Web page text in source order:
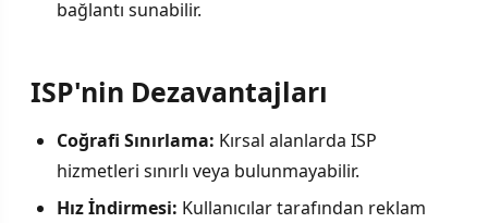
bağlantı sunabilir.
ISP'nin Dezavantajları
Coğrafi Sınırlama: Kırsal alanlarda ISP
hizmetleri sınırlı veya bulunmayabilir.
Hız İndirmesi: Kullanıcılar tarafından reklam